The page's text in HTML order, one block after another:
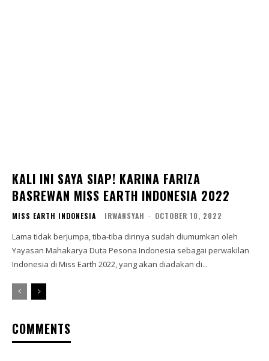
KALI INI SAYA SIAP! KARINA FARIZA
BASREWAN MISS EARTH INDONESIA 2022
MISS EARTH INDONESIA IRWANSYAH - OCTOBER 10, 2022
Lama tidak berjumpa, tiba-tiba dirinya sudah diumumkan oleh
Yayasan Mahakarya Duta Pesona Indonesia sebagai perwakilan
Indonesia di Miss Earth 2022, yang akan diadakan di...
COMMENTS